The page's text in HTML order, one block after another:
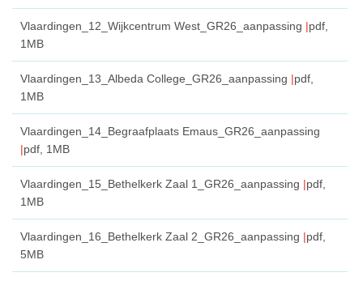
Vlaardingen_12_Wijkcentrum West_GR26_aanpassing pdf
1MB
Vlaardingen_13_Albeda College_GR26_aanpassing pdf
1MB
Vlaardingen_14_Begraafplaats Emaus_GR26_aanpassing
pdf , 1MB
Vlaardingen_15_Bethelkerk Zaal 1_GR26_aanpassing pdf
1MB
Vlaardingen_16_Bethelkerk Zaal 2_GR26_aanpassing pdf
5MB